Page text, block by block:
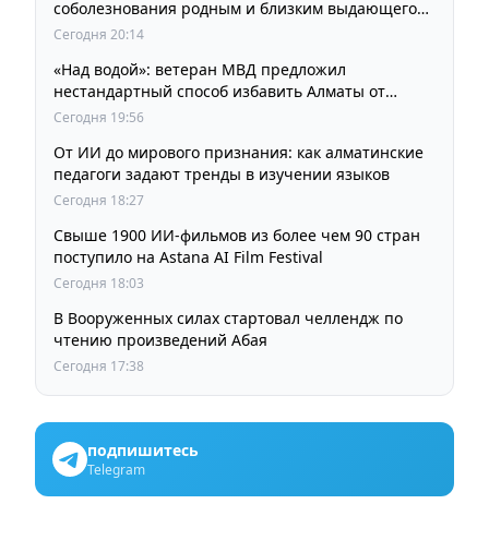
соболезнования родным и близким выдающегося
кинорежиссера Ардака Амиркулова
Сегодня 20:14
«Над водой»: ветеран МВД предложил
нестандартный способ избавить Алматы от
пробок и смога
Сегодня 19:56
От ИИ до мирового признания: как алматинские
педагоги задают тренды в изучении языков
Сегодня 18:27
Свыше 1900 ИИ-фильмов из более чем 90 стран
поступило на Astana AI Film Festival
Сегодня 18:03
В Вооруженных силах стартовал челлендж по
чтению произведений Абая
Сегодня 17:38
подпишитесь
Telegram